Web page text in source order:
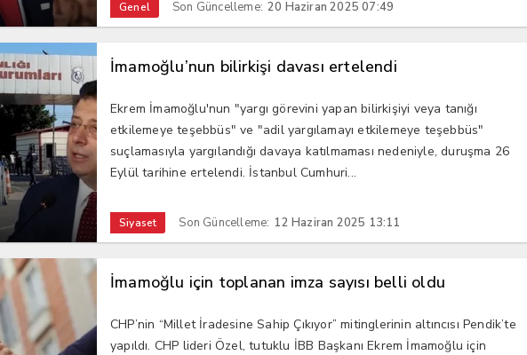
Genel Son Güncelleme: 20 Haziran 2025 07:49
İmamoğlu’nun bilirkişi davası ertelendi
Ekrem İmamoğlu'nun "yargı görevini yapan bilirkişiyi veya tanığı
etkilemeye teşebbüs" ve "adil yargılamayı etkilemeye teşebbüs"
suçlamasıyla yargılandığı davaya katılmaması nedeniyle, duruşma 26
Eylül tarihine ertelendi. İstanbul Cumhuri...
Siyaset Son Güncelleme: 12 Haziran 2025 13:11
İmamoğlu için toplanan imza sayısı belli oldu
CHP’nin “Millet İradesine Sahip Çıkıyor” mitinglerinin altıncısı Pendik’te
yapıldı. CHP lideri Özel, tutuklu İBB Başkanı Ekrem İmamoğlu için